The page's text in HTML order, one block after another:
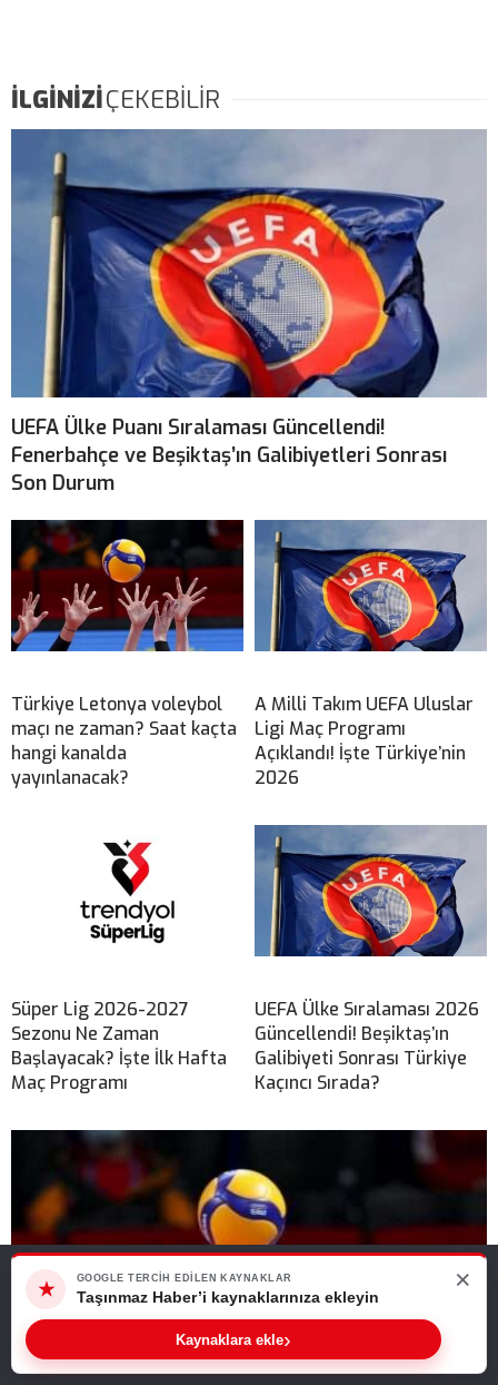
İLGİNİZİÇEKEBİLİR
UEFA Ülke Puanı Sıralaması Güncellendi!
Fenerbahçe ve Beşiktaş’ın Galibiyetleri Sonrası
Son Durum
Türkiye Letonya voleybol
maçı ne zaman? Saat kaçta
hangi kanalda
yayınlanacak?
A Milli Takım UEFA Uluslar
Ligi Maç Programı
Açıklandı! İşte Türkiye’nin
2026
Süper Lig 2026-2027
Sezonu Ne Zaman
Başlayacak? İşte İlk Hafta
Maç Programı
UEFA Ülke Sıralaması 2026
Güncellendi! Beşiktaş’ın
Galibiyeti Sonrası Türkiye
Kaçıncı Sırada?
Web sitemizde size en iyi deneyimi sunabilmemiz için çerezleri
kullanıyoruz. Bu siteyi kullanmaya devam ederseniz, bunu kabul
ettiğinizi varsayarız.
Tamam
★
GOOGLE TERCIH EDILEN KAYNAKLAR
Taşınmaz Haber’i kaynaklarınıza ekleyin
Kaynaklara ekle›
×